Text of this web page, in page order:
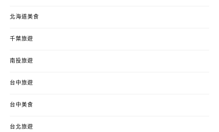
北海道美食
千葉旅遊
南投旅遊
台中旅遊
台中美食
台北旅遊